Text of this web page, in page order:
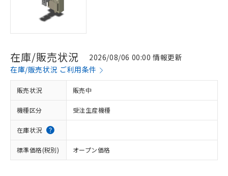
在庫/販売状況
2026/08/06 00:00 情報更新
在庫/販売状況 ご利用条件
販売状況 販売中
機種区分 受注生産機種
在庫状況
標準価格(税別) オープン価格